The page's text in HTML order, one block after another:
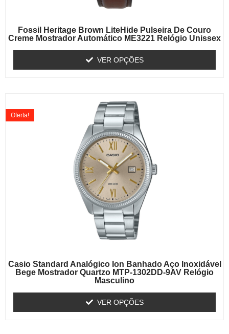
Fossil Heritage Brown LiteHide Pulseira De Couro
Creme Mostrador Automático ME3221 Relógio Unissex
VER OPÇÕES
Casio Standard Analógico Ion Banhado Aço Inoxidável
Bege Mostrador Quartzo MTP-1302DD-9AV Relógio
Masculino
Oferta!
VER OPÇÕES